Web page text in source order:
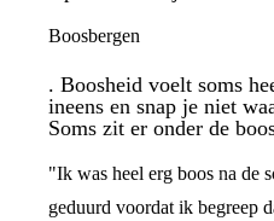
Boosbergen
. Boosheid voelt soms
ineens en snap je niet
Soms zit er onder de
"Ik was heel erg boos na de
geduurd voordat ik begreep